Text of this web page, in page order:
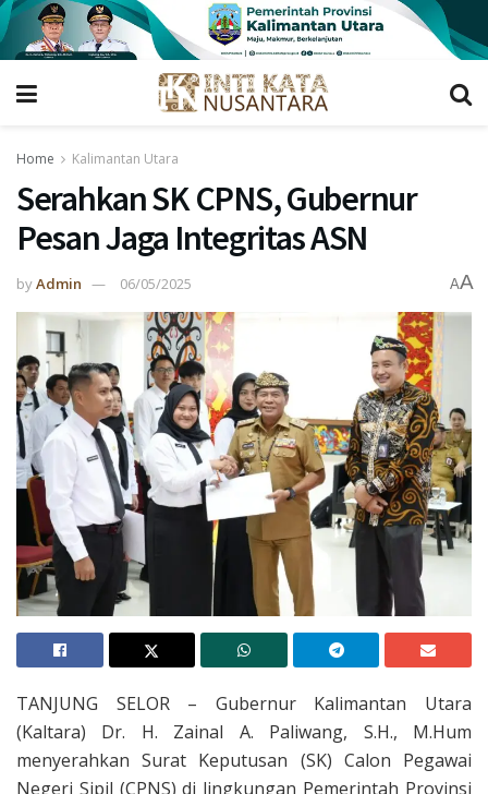
Home Kalimantan Utara
Serahkan SK CPNS, Gubernur
Pesan Jaga Integritas ASN
byAdmin 06/05/2025 AA
TANJUNG SELOR – Gubernur Kalimantan Utara
(Kaltara) Dr. H. Zainal A. Paliwang, S.H., M.Hum
menyerahkan Surat Keputusan (SK) Calon Pegawai
Negeri Sipil (CPNS) di lingkungan Pemerintah Provinsi